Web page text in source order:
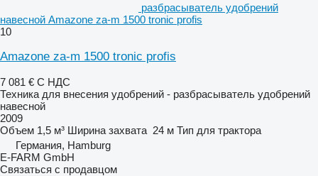
разбрасыватель удобрений
навесной Amazone za-m 1500 tronic profis
10
Amazone za-m 1500 tronic profis
7 081 € С НДС
Техника для внесения удобрений - разбрасыватель удобрений
навесной
2009
Объем 1,5 м³ Ширина захвата 24 м Тип для трактора
Германия, Hamburg
E-FARM GmbH
Связаться с продавцом